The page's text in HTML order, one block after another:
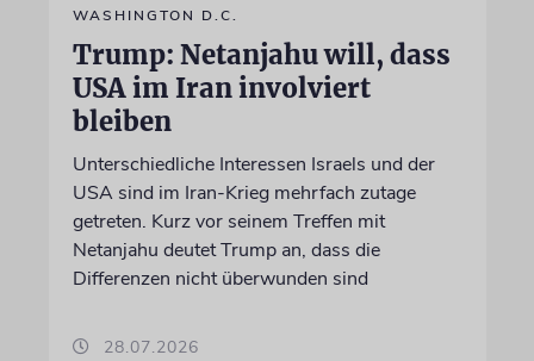
WASHINGTON D.C.
Trump: Netanjahu will, dass
USA im Iran involviert
bleiben
Unterschiedliche Interessen Israels und der
USA sind im Iran-Krieg mehrfach zutage
getreten. Kurz vor seinem Treffen mit
Netanjahu deutet Trump an, dass die
Differenzen nicht überwunden sind
28.07.2026